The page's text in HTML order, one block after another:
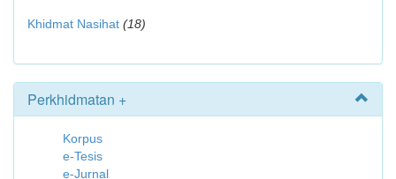
Khidmat Nasihat (18)
Perkhidmatan +
Korpus
e-Tesis
e-Jurnal